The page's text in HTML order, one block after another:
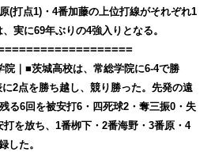
(打点1)・4番加藤の上位打線がそれぞれ1
実に69年ぶりの4強入りとなる。
｜■茨城高校は、常総学院に6-4で勝
2点を勝ち越し、競り勝った。先発の遠
る6回を被安打6・四死球2・奪三振0・失
を放ち、1番栁下・2番海野・3番原・4
した。